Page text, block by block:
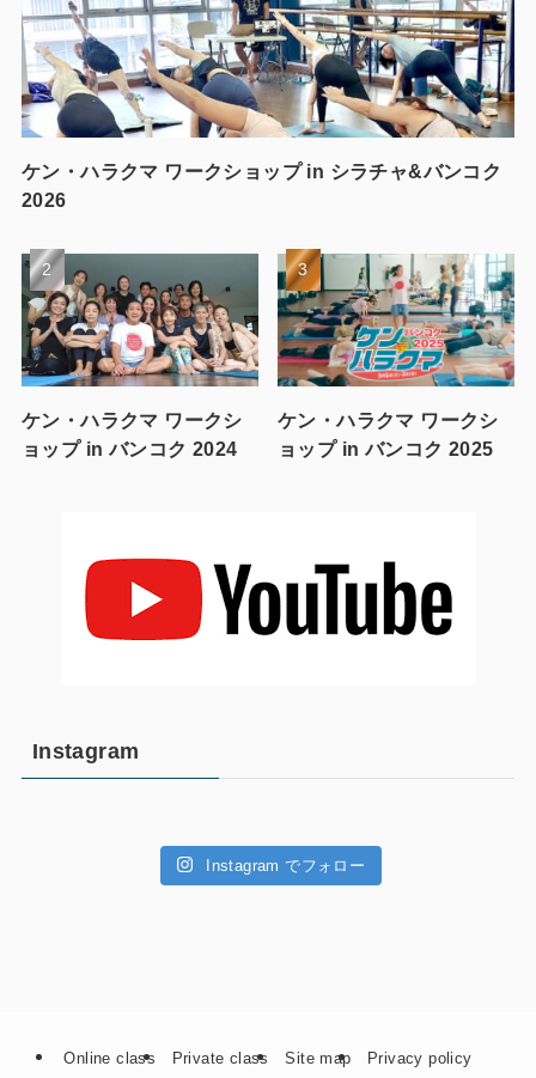
ケン・ハラクマ ワークショップ in シラチャ&バンコク
2026
ケン・ハラクマ ワークシ
ョップ in バンコク 2024
ケン・ハラクマ ワークシ
ョップ in バンコク 2025
Instagram
Instagram でフォロー
Online class Private class Site map Privacy policy